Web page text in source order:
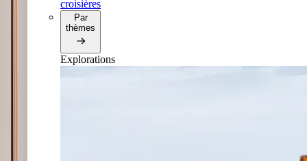
croisières
Par
thèmes
Explorations